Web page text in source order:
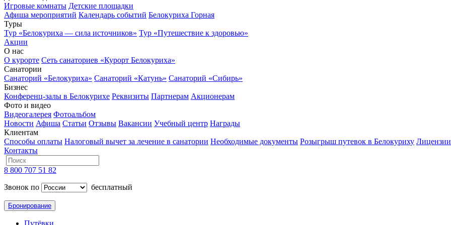
Игровые комнаты Детские площадки
Афиша мероприятий Календарь событий Белокуриха Горная
Туры
Тур «Белокуриха — сила источников» Тур «Путешествие к здоровью»
Акции
О нас
О курорте Сеть санаториев «Курорт Белокуриха»
Санатории
Санаторий «Белокуриха» Санаторий «Катунь» Санаторий «Сибирь»
Бизнес
Конференц-залы в Белокурихе Реквизиты Партнерам Акционерам
Фото и видео
Видеогалерея Фотоальбом
Новости Афиша Статьи Отзывы Вакансии Учебный центр Награды
Клиентам
Способы оплаты Налоговый вычет за лечение в санатории Необходимые документы Розыгрыш путевок в Белокуриху
Контакты
8 800 707 51 82
Звонок по
бесплатный
Бронирование
Путёвки